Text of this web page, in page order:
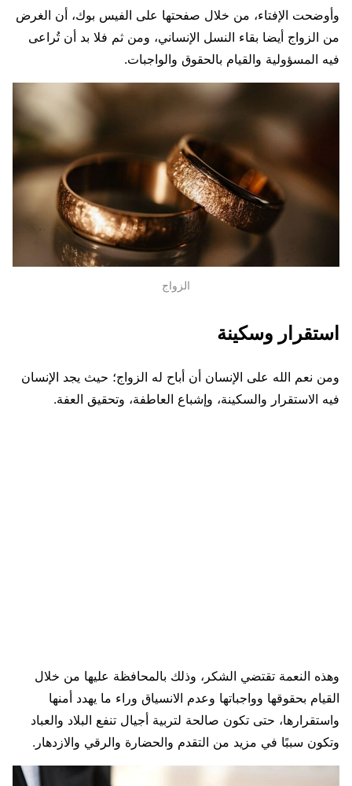
وأوضحت الإفتاء، من خلال صفحتها على الفيس بوك، أن الغرض
من الزواج أيضا بقاء النسل الإنساني، ومن ثم فلا بد أن تُراعى
فيه المسؤولية والقيام بالحقوق والواجبات.
الزواج
استقرار وسكينة
ومن نعم الله على الإنسان أن أباح له الزواج؛ حيث يجد الإنسان
فيه الاستقرار والسكينة، وإشباع العاطفة، وتحقيق العفة.
وهذه النعمة تقتضي الشكر، وذلك بالمحافظة عليها من خلال
القيام بحقوقها وواجباتها وعدم الانسياق وراء ما يهدد أمنها
واستقرارها، حتى تكون صالحة لتربية أجيال تنفع البلاد والعباد
وتكون سببًا في مزيد من التقدم والحضارة والرقي والازدهار.